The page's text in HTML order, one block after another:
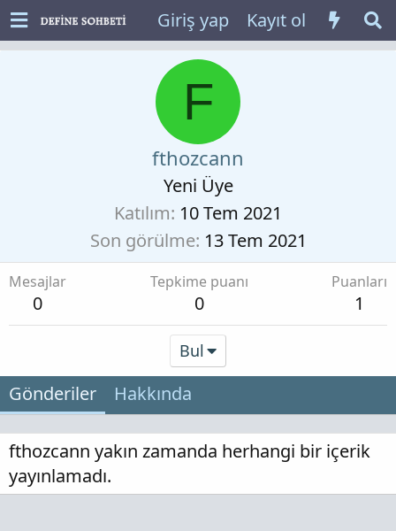
Giriş yap Kayıt ol
F
fthozcann
Yeni Üye
Katılım 10 Tem 2021
Son görülme 13 Tem 2021
Mesajlar
0
Tepkime puanı
0
Puanları
1
Bul
Gönderiler Hakkında
fthozcann yakın zamanda herhangi bir içerik
yayınlamadı.